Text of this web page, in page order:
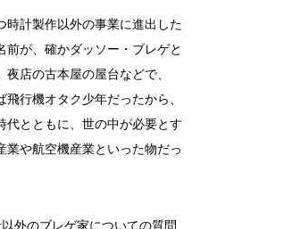
時計製作以外の事業に進出した
が、確かダッソー・ブレゲと
店の古本屋の屋台などで、
行機オタク少年だったから、
代とともに、世の中が必要とす
や航空機産業といった物だっ
外のブレゲ家についての質問